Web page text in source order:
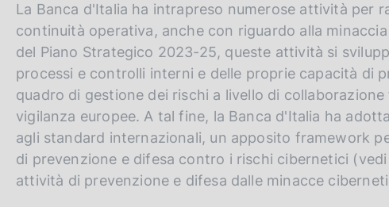
La Banca d'Italia ha intrapreso numerose attività per
continuità operativa, anche con riguardo alla
del Piano Strategico 2023-25, queste attività si
processi e controlli interni e delle proprie capacità di
quadro di gestione dei rischi a livello di
vigilanza europee. A tal fine, la Banca d'Italia ha
agli standard internazionali, un apposito framework
di prevenzione e difesa contro i rischi cibernetici
attività di prevenzione e difesa dalle minacce